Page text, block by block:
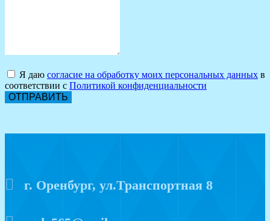
Я даю согласие на обработку моих персональных данных в
соответствии с Политикой конфиденциальности
ОТПРАВИТЬ
г. Оренбург, ул.Транспортная 8